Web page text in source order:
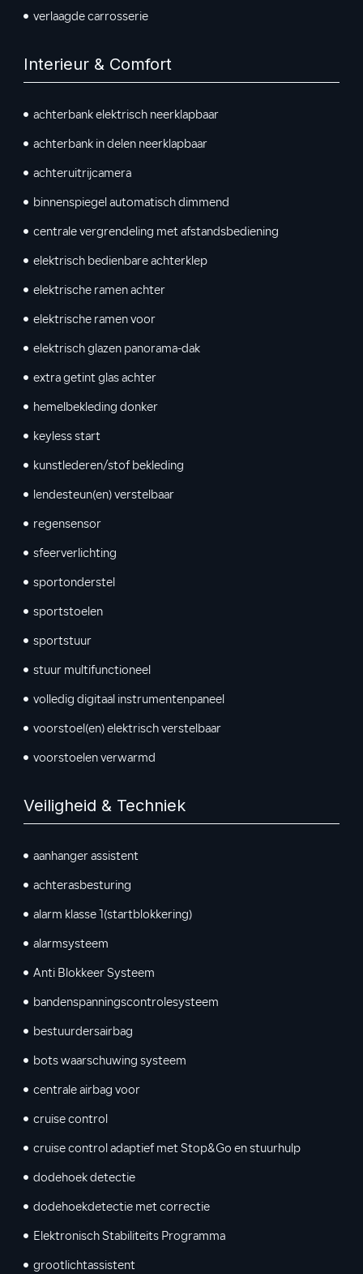
verlaagde carrosserie
Interieur & Comfort
achterbank elektrisch neerklapbaar
achterbank in delen neerklapbaar
achteruitrijcamera
binnenspiegel automatisch dimmend
centrale vergrendeling met afstandsbediening
elektrisch bedienbare achterklep
elektrische ramen achter
elektrische ramen voor
elektrisch glazen panorama-dak
extra getint glas achter
hemelbekleding donker
keyless start
kunstlederen/stof bekleding
lendesteun(en) verstelbaar
regensensor
sfeerverlichting
sportonderstel
sportstoelen
sportstuur
stuur multifunctioneel
volledig digitaal instrumentenpaneel
voorstoel(en) elektrisch verstelbaar
voorstoelen verwarmd
Veiligheid & Techniek
aanhanger assistent
achterasbesturing
alarm klasse 1(startblokkering)
alarmsysteem
Anti Blokkeer Systeem
bandenspanningscontrolesysteem
bestuurdersairbag
bots waarschuwing systeem
centrale airbag voor
cruise control
cruise control adaptief met Stop&Go en stuurhulp
dodehoek detectie
dodehoekdetectie met correctie
Elektronisch Stabiliteits Programma
grootlichtassistent